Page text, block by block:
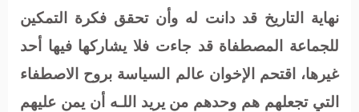
نهاية التاريخ قد دانت له وأن تحقق فكرة التمكين
للجماعة المصطفاة قد جاءت فلا يشاركها فيها أحد
غيرها، اقتحم الإخوان عالم السياسة بروح الاصطفاء
التي تجعلهم هم وحدهم من يريد اللـه أن يمن عليهم